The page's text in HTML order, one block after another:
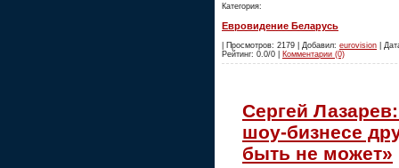
Категория:
Евровидение Беларусь
| Просмотров: 2179 | Добавил: eurovision |
Рейтинг: 0.0/0 | Комментарии (0)
Сергей
шоу-бизнесе
быть не может»